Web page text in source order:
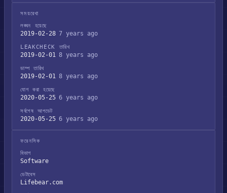
সময়রেখা
লঙ্ঘন হয়েছে
2019-02-28 7 years ago
LEAKCHECK তারিখ
2019-02-01 8 years ago
ডাম্প তারিখ
2019-02-01 8 years ago
যোগ করা হয়েছে
2020-05-25 6 years ago
সর্বশেষ আপডেট
2020-05-25 6 years ago
ফরেনসিক
বিভাগ
Software
ডেটাবেস
Lifebear.com